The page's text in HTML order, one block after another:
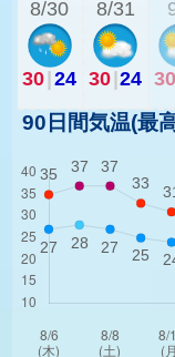
8/30
30|24
8/31
30|24 30
90日間気温(最